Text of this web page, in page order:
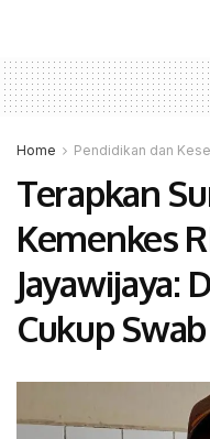
Home Pendidikan dan
Terapkan
Kemenkes
Jayawijaya:
Cukup